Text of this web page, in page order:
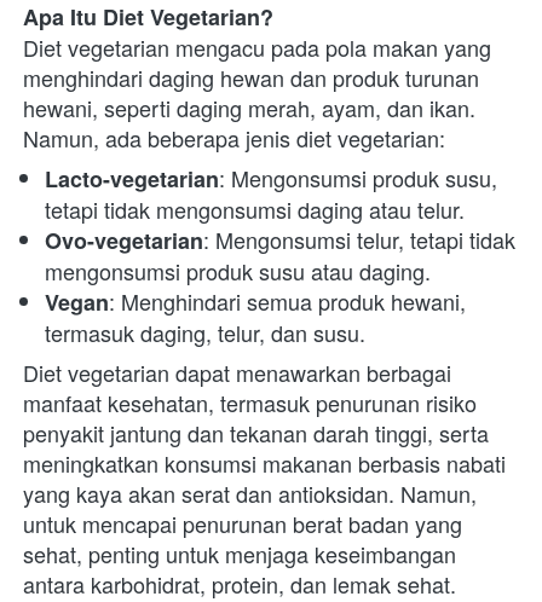
Apa Itu Diet Vegetarian?
Diet vegetarian mengacu pada pola makan yang
menghindari daging hewan dan produk turunan
hewani, seperti daging merah, ayam, dan ikan.
Namun, ada beberapa jenis diet vegetarian:
Lacto-vegetarian: Mengonsumsi produk susu,
tetapi tidak mengonsumsi daging atau telur.
Ovo-vegetarian: Mengonsumsi telur, tetapi tidak
mengonsumsi produk susu atau daging.
Vegan: Menghindari semua produk hewani,
termasuk daging, telur, dan susu.
Diet vegetarian dapat menawarkan berbagai
manfaat kesehatan, termasuk penurunan risiko
penyakit jantung dan tekanan darah tinggi, serta
meningkatkan konsumsi makanan berbasis nabati
yang kaya akan serat dan antioksidan. Namun,
untuk mencapai penurunan berat badan yang
sehat, penting untuk menjaga keseimbangan
antara karbohidrat, protein, dan lemak sehat.